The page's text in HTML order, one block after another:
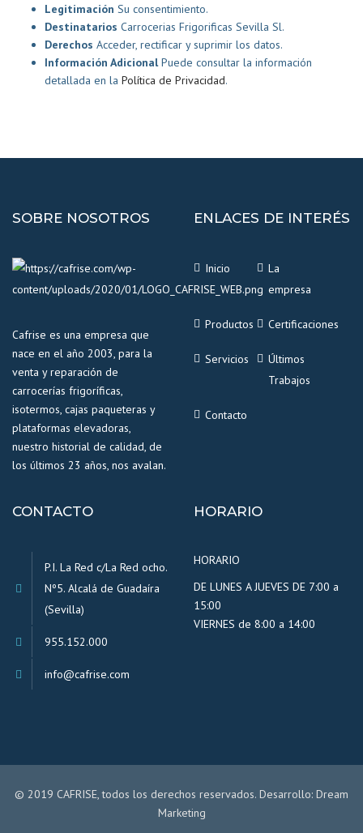
Legitimación Su consentimiento.
Destinatarios Carrocerias Frigorificas Sevilla Sl.
Derechos Acceder, rectificar y suprimir los datos.
Información AdicionalPuede consultar la información
detallada en la Política de Privacidad.
SOBRE NOSOTROS
Cafrise es una empresa que
nace en el año 2003, para la
venta y reparación de
carrocerías frigoríficas,
isotermos, cajas paqueteras y
plataformas elevadoras,
nuestro historial de calidad, de
los últimos 23 años, nos avalan.
ENLACES DE INTERÉS
Inicio
La
empresa
Productos Certificaciones
Servicios
Últimos
Trabajos
Contacto
CONTACTO
P.I. La Red c/La Red ocho.
Nº5. Alcalá de Guadaíra
(Sevilla)
955.152.000
info@cafrise.com
HORARIO
HORARIO
DE LUNES A JUEVES DE 7:00 a
15:00
VIERNES de 8:00 a 14:00
© 2019 CAFRISE, todos los derechos reservados. Desarrollo: Dream
Marketing